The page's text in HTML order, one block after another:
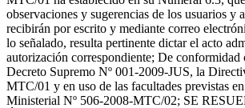
observaciones y sugerencias de los usuarios y
recibirán por escrito y mediante correo
lo señalado, resulta pertinente dictar el acto
autorización correspondiente; De conformidad
Decreto Supremo Nº 001-2009-JUS, la
MTC/01 y en uso de las facultades previstas
Ministerial Nº 506-2008-MTC/02; SE